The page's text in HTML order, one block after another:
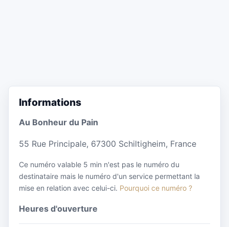
Informations
Au Bonheur du Pain
55 Rue Principale, 67300 Schiltigheim, France
Ce numéro valable 5 min n'est pas le numéro du
destinataire mais le numéro d'un service permettant la
mise en relation avec celui-ci. Pourquoi ce numéro ?
Heures d'ouverture